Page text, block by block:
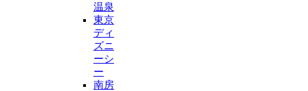
温泉
東京
ディ
ズニ
ーシ
ー
南房